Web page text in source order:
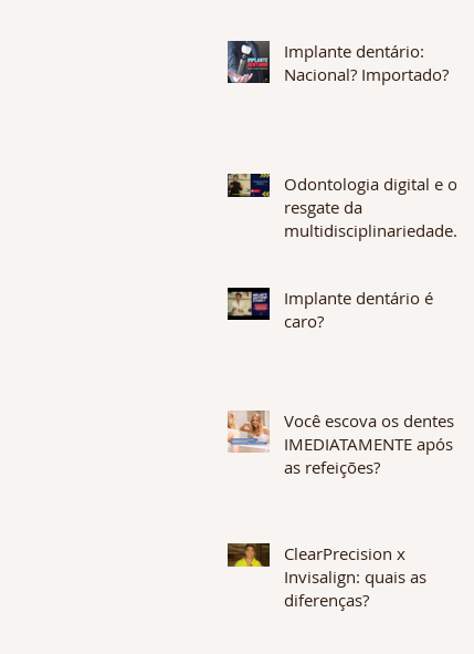
Implante dentário:
Nacional? Importado?
Odontologia digital e o
resgate da
multidisciplinariedade.
Implante dentário é
caro?
Você escova os dentes
IMEDIATAMENTE após
as refeições?
ClearPrecision x
Invisalign: quais as
diferenças?